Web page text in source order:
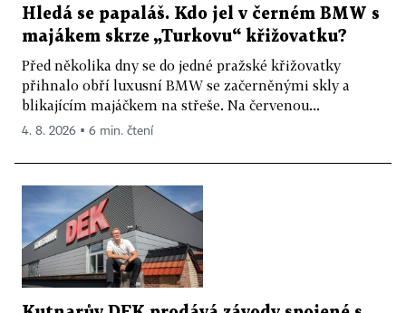
Hledá se papaláš. Kdo jel v černém BMW s
majákem skrze „Turkovu“ křižovatku?
Před několika dny se do jedné pražské křižovatky
přihnalo obří luxusní BMW se začerněnými skly a
blikajícím majáčkem na střeše. Na červenou...
4. 8. 2026 ▪ 6 min. čtení